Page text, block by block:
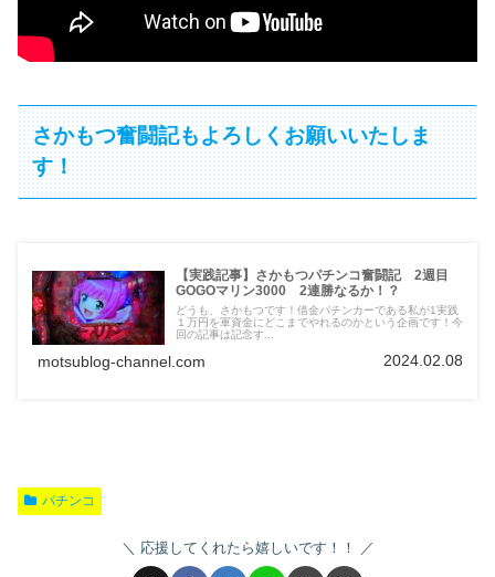
さかもつ奮闘記もよろしくお願いいたしま
す！
【実践記事】さかもつパチンコ奮闘記 2週目
GOGOマリン3000 2連勝なるか！？
どうも、さかもつです！借金パチンカーである私が1実践
１万円を軍資金にどこまでやれるのかという企画です！今
回の記事は記念す...
motsublog-channel.com 2024.02.08
パチンコ
応援してくれたら嬉しいです！！